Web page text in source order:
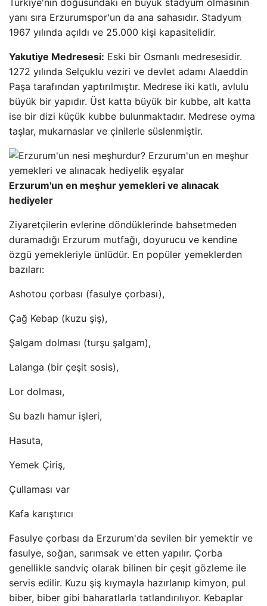
Türkiye'nin doğusundaki en büyük stadyum olmasının
yanı sıra Erzurumspor'un da ana sahasıdır. Stadyum
1967 yılında açıldı ve 25.000 kişi kapasitelidir.
Yakutiye Medresesi: Eski bir Osmanlı medresesidir.
1272 yılında Selçuklu veziri ve devlet adamı Alaeddin
Paşa tarafından yaptırılmıştır. Medrese iki katlı, avlulu
büyük bir yapıdır. Üst katta büyük bir kubbe, alt katta
ise bir dizi küçük kubbe bulunmaktadır. Medrese oyma
taşlar, mukarnaslar ve çinilerle süslenmiştir.
Erzurum'un en meşhur yemekleri ve alınacak
hediyeler
Ziyaretçilerin evlerine döndüklerinde bahsetmeden
duramadığı Erzurum mutfağı, doyurucu ve kendine
özgü yemekleriyle ünlüdür. En popüler yemeklerden
bazıları:
Ashotou çorbası (fasulye çorbası),
Çağ Kebap (kuzu şiş),
Şalgam dolması (turşu şalgam),
Lalanga (bir çeşit sosis),
Lor dolması,
Su bazlı hamur işleri,
Hasuta,
Yemek Çiriş,
Çullaması var
Kafa karıştırıcı
Fasulye çorbası da Erzurum'da sevilen bir yemektir ve
fasulye, soğan, sarımsak ve etten yapılır. Çorba
genellikle sandviç olarak bilinen bir çeşit gözleme ile
servis edilir. Kuzu şiş kıymayla hazırlanıp kimyon, pul
biber, biber gibi baharatlarla tatlandırılıyor. Kebaplar